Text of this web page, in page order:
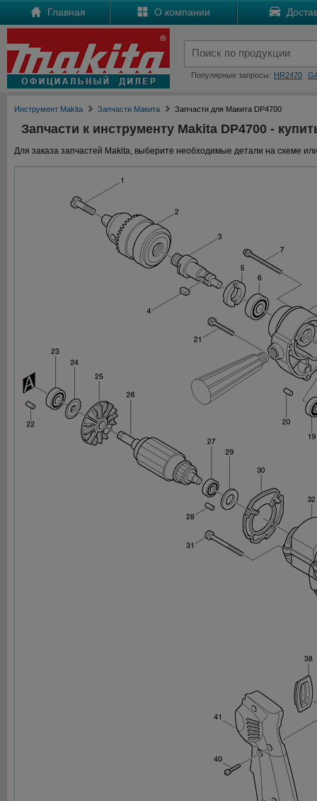
Главная О компании
Популярные запросы: HR2470
Инструмент Makita Запчасти Макита Запчасти для Макита DP4700
Запчасти к инструменту Makita DP4700 -
Для заказа запчастей Makita, выберите необходимые детали на схеме